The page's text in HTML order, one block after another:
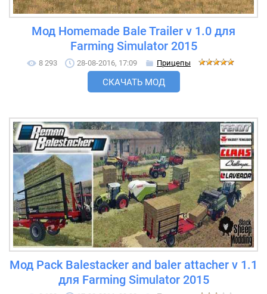
Мод Homemade Bale Trailer v 1.0 для
Farming Simulator 2015
8 293 28-08-2016, 17:09 Прицепы
СКАЧАТЬ МОД
Мод Pack Balestacker and baler attacher v 1.1
для Farming Simulator 2015